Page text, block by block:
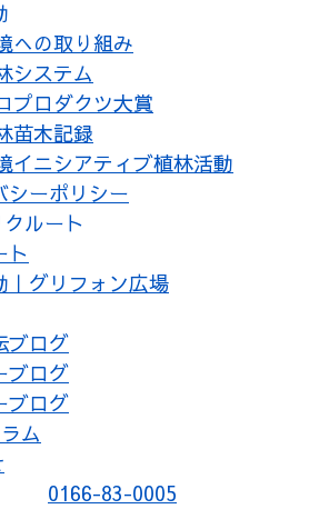
への取り組み
システム
プロダクツ大賞
苗木記録
イニシアティブ植林活動
シーポリシー
ルート
ト
｜グリフォン広場
ブログ
ブログ
ブログ
ム
0166-83-0005